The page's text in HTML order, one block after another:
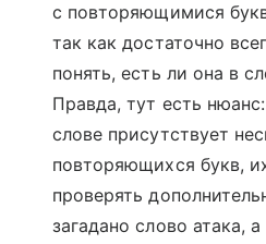
с повторяющимися
так как достаточно
понять, есть ли она в
Правда, тут есть
слове присутствует
повторяющихся букв,
проверять
загадано слово атака,